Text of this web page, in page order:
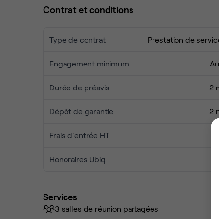
Contrat et conditions
Type de contrat Prestation de
Engagement minimum
Durée de préavis 2
Dépôt de garantie 2
Frais d'entrée HT
Honoraires Ubiq
Services
3 salles de réunion partagées